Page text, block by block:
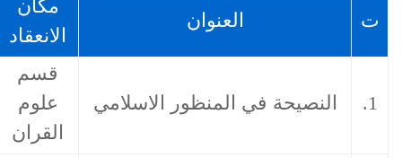
تاريخ
الانعقاد
في المنظور الاسلامي
علوم
05/10/2024